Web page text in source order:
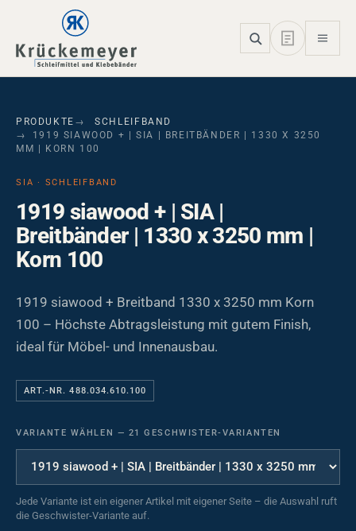
Skip to main navigation
Skip to main content
Skip to page footer
PRODUKTE
SCHLEIFBAND
1919 SIAWOOD + | SIA | BREITBÄNDER | 1330 X 3250
MM | KORN 100
SIA · SCHLEIFBAND
1919 siawood + | SIA |
Breitbänder | 1330 x 3250 mm |
Korn 100
1919 siawood + Breitband 1330 x 3250 mm Korn
100 – Höchste Abtragsleistung mit gutem Finish,
ideal für Möbel- und Innenausbau.
ART.-NR. 488.034.610.100
VARIANTE WÄHLEN — 21 GESCHWISTER-VARIANTEN
Jede Variante ist ein eigener Artikel mit eigener Seite – die Auswahl ruft
die Geschwister-Variante auf.